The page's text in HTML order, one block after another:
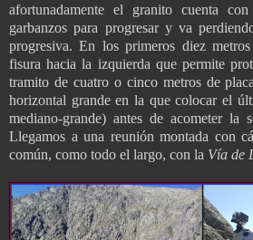
afortunadamente el granito cuenta
garbanzos para progresar y va
progresiva. En los primeros diez
fisura hacia la izquierda que permite
tramito de cuatro o cinco metros de
horizontal grande en la que colocar el
mediano-grande) antes de acometer la
Llegamos a una reunión montada con
común, como todo el largo, con la Vía de